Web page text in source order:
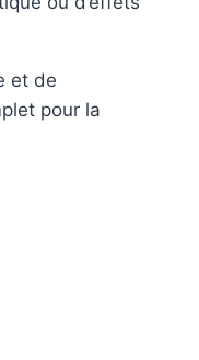
et de
pour la